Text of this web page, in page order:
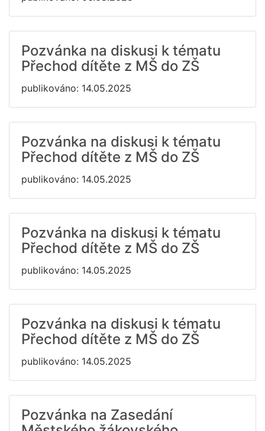
Pozvánka na diskusi k tématu
Přechod dítěte z MŠ do ZŠ
publikováno: 14.05.2025
Pozvánka na diskusi k tématu
Přechod dítěte z MŠ do ZŠ
publikováno: 14.05.2025
Pozvánka na diskusi k tématu
Přechod dítěte z MŠ do ZŠ
publikováno: 14.05.2025
Pozvánka na diskusi k tématu
Přechod dítěte z MŠ do ZŠ
publikováno: 14.05.2025
Pozvánka na Zasedání